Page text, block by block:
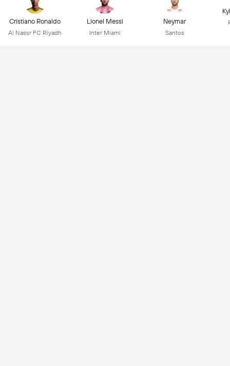
Cristiano Ronaldo
Al Nassr FC Riyadh
Lionel Messi
Inter Miami
Neymar
Santos